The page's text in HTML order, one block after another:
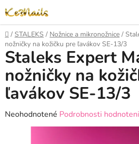
na
obsah
Domov
/ STALEKS / Nožnice a mikronožnice /
nožničky na kožičku pre ľavákov SE-13/3
Staleks Expert
nožničky na
ľavákov SE-13/3
Priemerné
hodnotenie
Neohodnotené Podrobnosti